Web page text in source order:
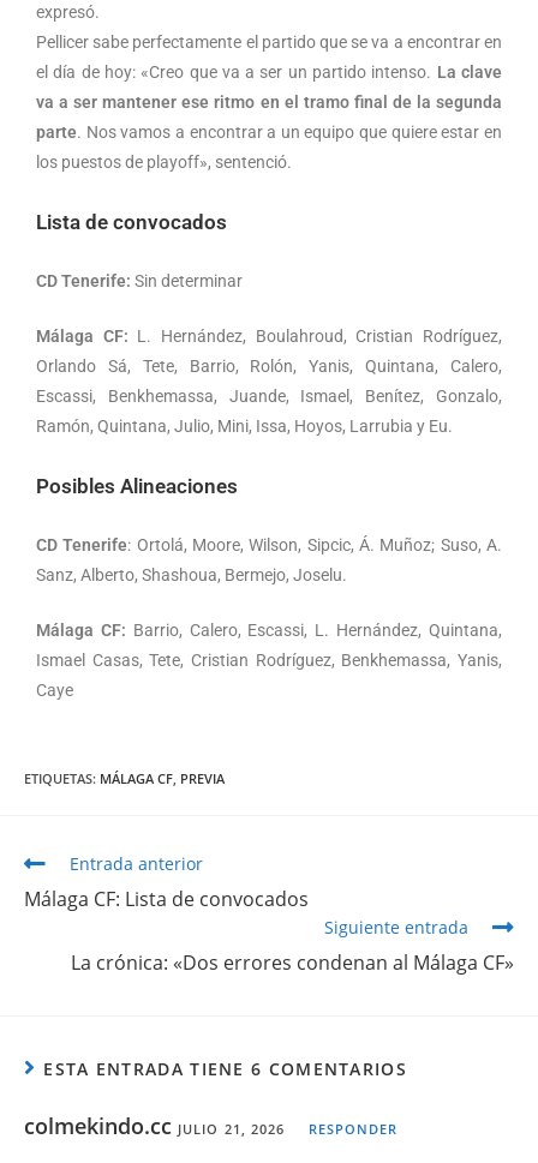
expresó.
Pellicer sabe perfectamente el partido que se va a encontrar en
el día de hoy: «Creo que va a ser un partido intenso. La clave
va a ser mantener ese ritmo en el tramo final de la segunda
parte. Nos vamos a encontrar a un equipo que quiere estar en
los puestos de playoff», sentenció.
Lista de convocados
CD Tenerife: Sin determinar
Málaga CF: L. Hernández, Boulahroud, Cristian Rodríguez,
Orlando Sá, Tete, Barrio, Rolón, Yanis, Quintana, Calero,
Escassi, Benkhemassa, Juande, Ismael, Benítez, Gonzalo,
Ramón, Quintana, Julio, Mini, Issa, Hoyos, Larrubia y Eu.
Posibles Alineaciones
CD Tenerife: Ortolá, Moore, Wilson, Sipcic, Á. Muñoz; Suso, A.
Sanz, Alberto, Shashoua, Bermejo, Joselu.
Málaga CF: Barrio, Calero, Escassi, L. Hernández, Quintana,
Ismael Casas, Tete, Cristian Rodríguez, Benkhemassa, Yanis,
Caye
ETIQUETAS: MÁLAGA CF, PREVIA
Entrada anterior
Málaga CF: Lista de convocados
Siguiente entrada
La crónica: «Dos errores condenan al Málaga CF»
ESTA ENTRADA TIENE 6 COMENTARIOS
colmekindo.cc JULIO 21, 2026 RESPONDER